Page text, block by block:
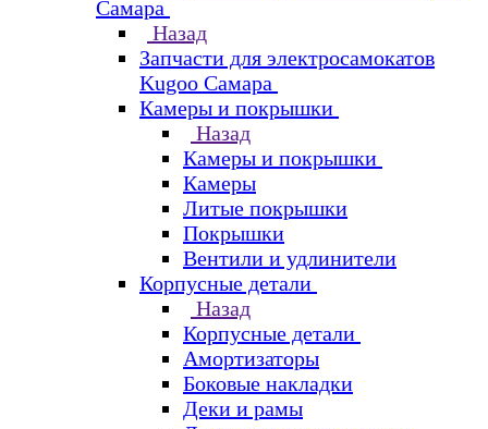
Самара
Назад
Запчасти для электросамокатов
Kugoo Самара
Камеры и покрышки
Назад
Камеры и покрышки
Камеры
Литые покрышки
Покрышки
Вентили и удлинители
Корпусные детали
Назад
Корпусные детали
Амортизаторы
Боковые накладки
Деки и рамы